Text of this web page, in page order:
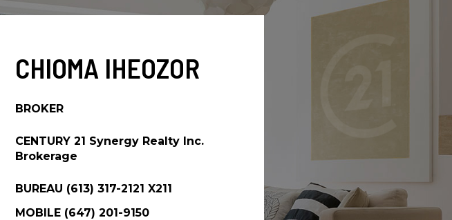
CHIOMA IHEOZOR
BROKER
CENTURY 21 Synergy Realty Inc.
Brokerage
BUREAU (613) 317-2121 X211
MOBILE (647) 201-9150